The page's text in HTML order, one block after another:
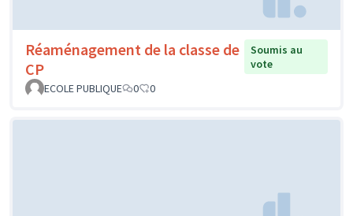
Réaménagement de la classe de
CP
Soumis au
vote
ECOLE PUBLIQUE
0 0